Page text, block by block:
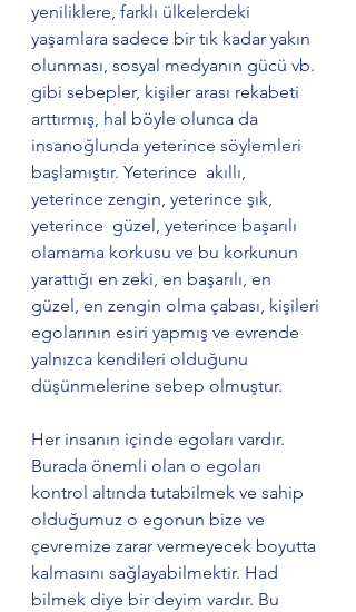
yeniliklere, farklı ülkelerdeki
yaşamlara sadece bir tık kadar yakın
olunması, sosyal medyanın gücü vb.
gibi sebepler, kişiler arası rekabeti
arttırmış, hal böyle olunca da
insanoğlunda yeterince söylemleri
başlamıştır. Yeterince  akıllı,
yeterince zengin, yeterince şık,
yeterince  güzel, yeterince başarılı
olamama korkusu ve bu korkunun
yarattığı en zeki, en başarılı, en
güzel, en zengin olma çabası, kişileri
egolarının esiri yapmış ve evrende
yalnızca kendileri olduğunu
düşünmelerine sebep olmuştur.
Her insanın içinde egoları vardır.
Burada önemli olan o egoları
kontrol altında tutabilmek ve sahip
olduğumuz o egonun bize ve
çevremize zarar vermeyecek boyutta
kalmasını sağlayabilmektir. Had
bilmek diye bir deyim vardır. Bu